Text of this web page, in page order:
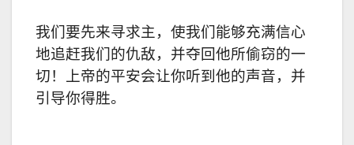
我们要先来寻求主，使我们能够充满信心
地追赶我们的仇敌，并夺回他所偷窃的一
切！上帝的平安会让你听到他的声音，并
引导你得胜。